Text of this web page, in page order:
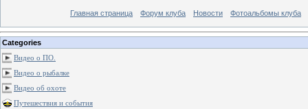
Главная страница Форум клуба Новости Фотоальбомы клуба
Categories
Видео о ПО.
Видео о рыбалке
Видео об охоте
Путешествия и события